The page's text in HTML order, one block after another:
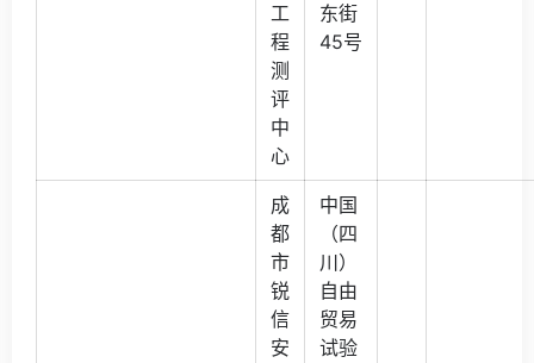
工
程
测
评
中
心
东街
45号
成
都
市
锐
信
安
中国
（四
川）
自由
贸易
试验